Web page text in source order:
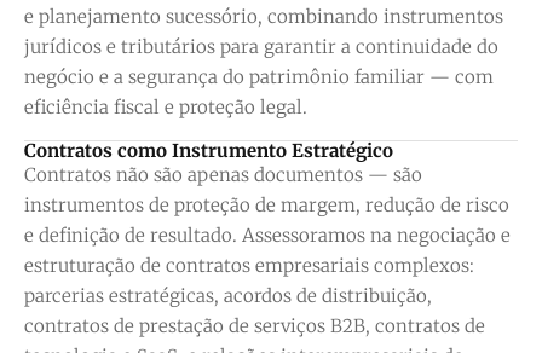
e planejamento sucessório, combinando instrumentos
jurídicos e tributários para garantir a continuidade do
negócio e a segurança do patrimônio familiar — com
eficiência fiscal e proteção legal.
Contratos como Instrumento Estratégico
Contratos não são apenas documentos — são
instrumentos de proteção de margem, redução de risco
e definição de resultado. Assessoramos na negociação e
estruturação de contratos empresariais complexos:
parcerias estratégicas, acordos de distribuição,
contratos de prestação de serviços B2B, contratos de